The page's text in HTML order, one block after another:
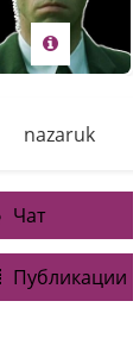
nazaruk
Чат
Публикации